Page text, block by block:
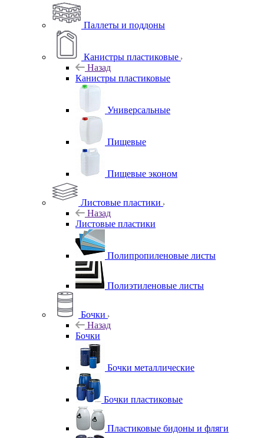
Паллеты и поддоны
Канистры пластиковые
Назад
Канистры пластиковые
Универсальные
Пищевые
Пищевые эконом
Листовые пластики
Назад
Листовые пластики
Полипропиленовые листы
Полиэтиленовые листы
Бочки
Назад
Бочки
Бочки металлические
Бочки пластиковые
Пластиковые бидоны и фляги